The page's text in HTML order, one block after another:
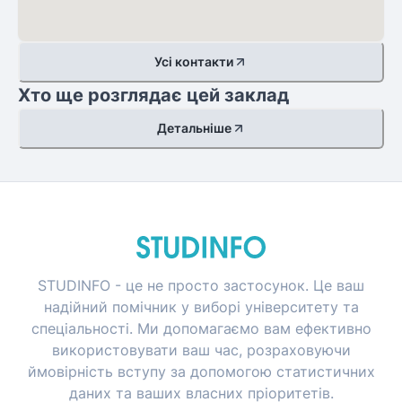
Усі контакти
Хто ще розглядає цей заклад
Детальніше
STUDINFO - це не просто застосунок. Це ваш
надійний помічник у виборі університету та
спеціальності. Ми допомагаємо вам ефективно
використовувати ваш час, розраховуючи
ймовірність вступу за допомогою статистичних
даних та ваших власних пріоритетів.